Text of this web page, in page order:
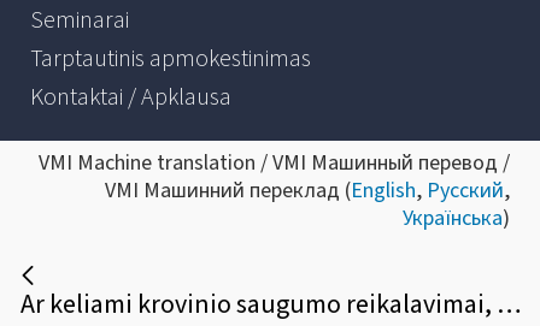
Seminarai
Tarptautinis apmokestinimas
Kontaktai / Apklausa
VMI Machine translation / VMI Машинный перевод /
VMI Машинний переклад (English, Русский,
Українська)
Ar keliami krovinio saugumo reikalavimai, išgabenant akcizais apmokestinamas prekes į kitą ES valstybę narę, kurioms taikomas akcizų mokėjimo laikino atidėjimo režimas?